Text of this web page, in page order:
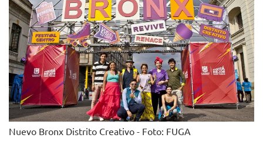
Nuevo Bronx Distrito Creativo - Foto: FUGA